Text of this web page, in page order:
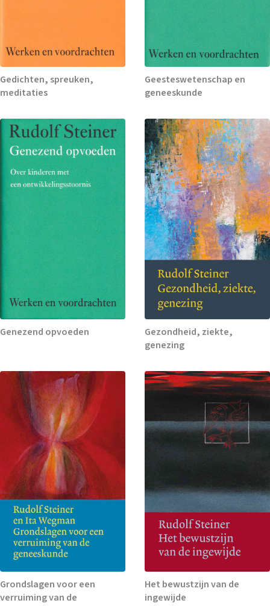
Gedichten, spreuken,
meditaties
Geesteswetenschap en
geneeskunde
Genezend opvoeden
Gezondheid, ziekte,
genezing
Grondslagen voor een
verruiming van de
Het bewustzijn van de
ingewijde